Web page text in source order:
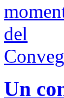
Un